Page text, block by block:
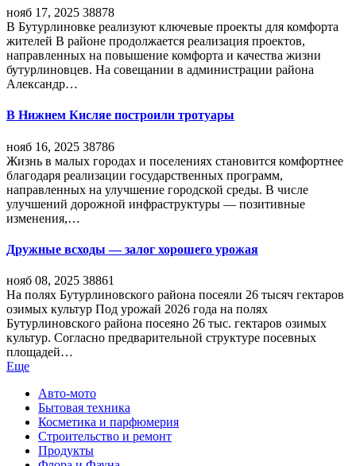
нояб 17, 2025 38878
В Бутурлиновке реализуют ключевые проекты для комфорта
жителей В районе продолжается реализация проектов,
направленных на повышение комфорта и качества жизни
бутурлиновцев. На совещании в администрации района
Александр…
В Нижнем Кисляе построили тротуары
нояб 16, 2025 38786
Жизнь в малых городах и поселениях становится комфортнее
благодаря реализации государственных программ,
направленных на улучшение городской среды. В числе
улучшений дорожной инфраструктуры — позитивные
изменения,…
Дружные всходы — залог хорошего урожая
нояб 08, 2025 38861
На полях Бутурлиновского района посеяли 26 тысяч гектаров
озимых культур Под урожай 2026 года на полях
Бутурлиновского района посеяно 26 тыс. гектаров озимых
культур. Согласно предварительной структуре посевных
площадей…
Еще
Авто-мото
Бытовая техника
Косметика и парфюмерия
Строительство и ремонт
Продукты